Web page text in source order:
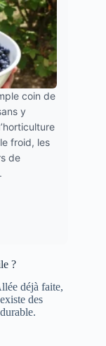
coin de
y
froid, les
de
?
déjà faite,
des